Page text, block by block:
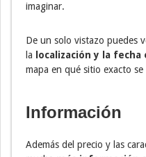
imaginar.
De un solo vistazo puedes
la localización y la fecha
mapa en qué sitio exacto
Información
Además del precio y las